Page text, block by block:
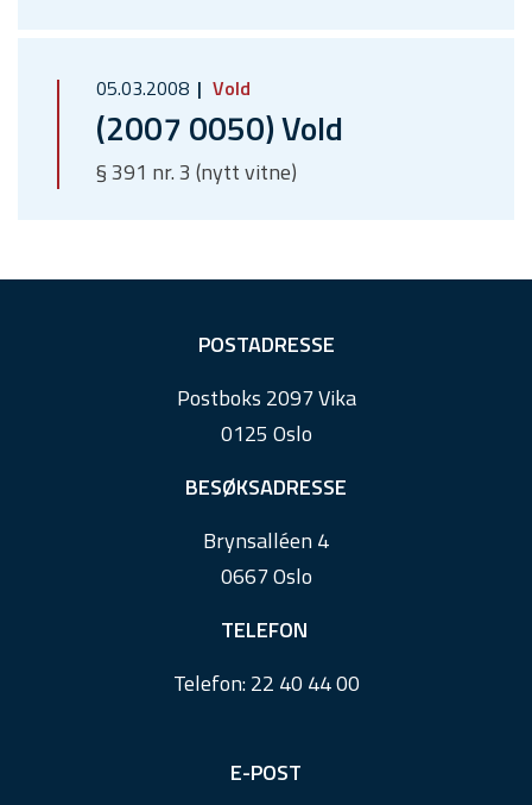
05.03.2008 Vold
(2007 0050) Vold
§ 391 nr. 3 (nytt vitne)
POSTADRESSE
Postboks 2097 Vika
0125 Oslo
BESØKSADRESSE
Brynsalléen 4
0667 Oslo
TELEFON
Telefon:22 40 44 00
E-POST